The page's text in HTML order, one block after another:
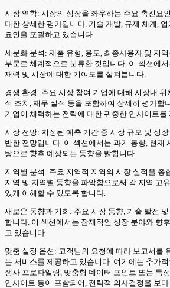
시장 역학: 시장의 성장을 좌우하는 주요 촉진요
대한 상세한 평가입니다. 기술 개발, 규제 체계,
요인을 포괄하고 있습니다.
세분화 분석: 제품 유형, 용도, 최종사용자 및 지
부문로 체계적으로 분류한 것입니다. 이 섹션에
재력 및 시장에 대한 기여도를 살펴봅니다.
경쟁 환경: 주요 시장 참여 기업에 대해 시장내
적 조치, 재무 실적 등을 포함하여 상세히 평가합
기업이 채택하는 전략에 대한 귀중한 인사이트를
시장 전망: 지정된 예측 기간 중 시장 규모 및 성
반한 전망입니다. 이 섹션에서는 과거 동향, 현재
탕으로 향후 예상되는 동향을 밝힙니다.
지역별 분석: 주요 지역적 지역의 시장 실적을 종
지역 및 지역별 동향을 파악함으로써 각 지역 고
있게 이해할 수 있도록 합니다.
새로운 동향과 기회: 주요 시장 동향, 기술 발전
합니다. 이 섹션에서는 잠재적인 성장 분야와 향
고 있습니다.
맞춤 설정 옵션: 고객님의 요청에 따라 보고서를
는 서비스를 제공하고 있습니다. 여기에는 추가
쟁사 프로파일링, 맞춤형 데이터 포인트 또는 특
인사이트 등이 포함되어, 전략적 의사결정을 보